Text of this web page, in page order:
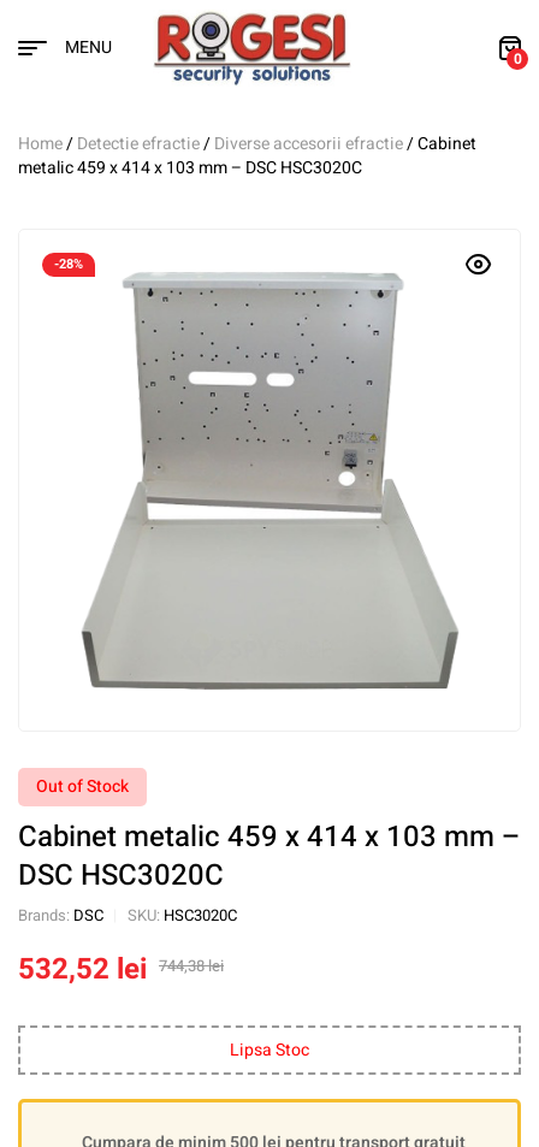
MENU 0
Home/Detectie efractie/Diverse accesorii efractie/ Cabinet
metalic 459 x 414 x 103 mm – DSC HSC3020C
-28%
Out of Stock
Cabinet metalic 459 x 414 x 103 mm –
DSC HSC3020C
Brands: DSC SKU: HSC3020C
744,38lei
532,52 lei
Lipsa Stoc